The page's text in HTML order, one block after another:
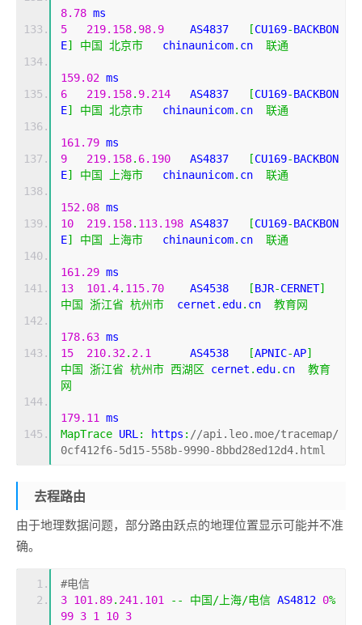
8.78 ms
5
219.158. 98.9
    AS4837
[CU169-BACKBON
E] 中国 北京市
   chinaunicom
. cn 联通
159.02 ms
6
219.158. 9.214
   AS4837
[CU169-BACKBON
E] 中国 北京市
   chinaunicom
. cn 联通
161.79 ms
9
219.158. 6.190
   AS4837
[CU169-BACKBON
E] 中国 上海市
   chinaunicom
. cn 联通
152.08 ms
10
219.158. 113.198 AS4837 [CU169-BACKBON
E] 中国 上海市
   chinaunicom
. cn 联通
161.29 ms
13
101.4. 115.70
    AS4538
[BJR-CERNET]
中国
浙江省 杭州市
  cernet
. edu. cn 教育网
178.63 ms
15
210.32. 2.1
      AS4538
[APNIC-AP]
中国
浙江省 杭州市 西湖区 cernet . edu. cn 教育
网
179.11 ms
MapTrace URL: https : //api.leo.moe/tracemap/
0cf412f6-5d15-558b-9990-8bbd28ed12d4.html
去程路由
由于地理数据问题，部分路由跃点的地理位置显示可能并不准
确。
#电信
3 101.89. 241.101 -- 中国/上海/电信 AS4812 0%
99 3 1 10 3